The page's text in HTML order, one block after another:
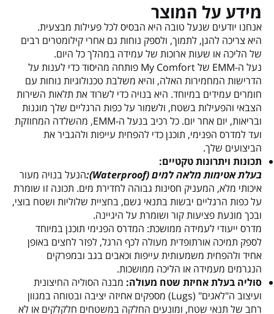
מידע על המוצר
אנחנו יודעים שנעל טובה היא הבסיס לכל פעילות מבצעית.
היא צריכה להגן, לתמוך, ולספק נוחות גם אחרי קילומטרים רבים
של הליכה או שעות ארוכות של עמידה במהלך כל היום.
נעל ה-EMM של My Comfort פותחה מהיסוד כדי לענות על
הדרישות המחמירות האלה, והיא משלבת טכנולוגיות נוחות עם
חומרים עמידים במיוחד. היא בנויה כדי לשרוד את תלאות השירות
הצבאי והפעילות בשטח, ולשמור על כפות הרגליים שלך מוגנות
ובריאות, יום אחר יום. כל רכיב בנעל ה-EMM, מהשלדה המחוזקת
ועד למדרס הפנימי, תוכנן כדי להפחית עייפות ולהגביר את
הביצועים שלך.
תכונות ויתרונות טקטיים:
בעלת אטימות מלאה למים (Waterproof):
הנעל בנויה מעור
איכותי מלא, המעניק חסינות גבוהה לחדירת מים. תכונה זו שומרת
על כפות הרגליים יבשות בתנאי גשם, בחציית שלוליות ושטח בוצי,
ובכך מונעת פציעות קור ושומרת על היגיינה.
מדרס ייעודי לעמידה ממושכת: המדרס הפנימי תוכנן במיוחד
לספק תמיכה אורתופדית מעולה לכף הרגל, לפזר לחצים באופן
אחיד ולהפחית משמעותית עייפות וכאבים בגב ובמפרקים
הנגרמים מעמידה או הליכה ממושכות.
סוליה בעלת אחיזת שטח מעולה: מבנה הסוליה החיצונית
ועיצוב ה"לאגים" (Lugs) מספקים אחיזה יציבה ובטוחה במגוון
רחב של תנאי שטח, ומונעים החלקה במשטחים חלקלקים או לא